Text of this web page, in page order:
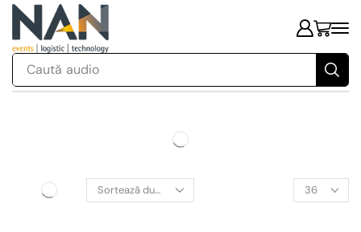
Caută audio